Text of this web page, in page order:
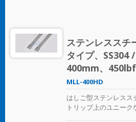
ステンレススチ
タイプ、SS304 /
400mm、450lbf
MLL-400HD
はしご型ステンレスス
トリップ上のユニー